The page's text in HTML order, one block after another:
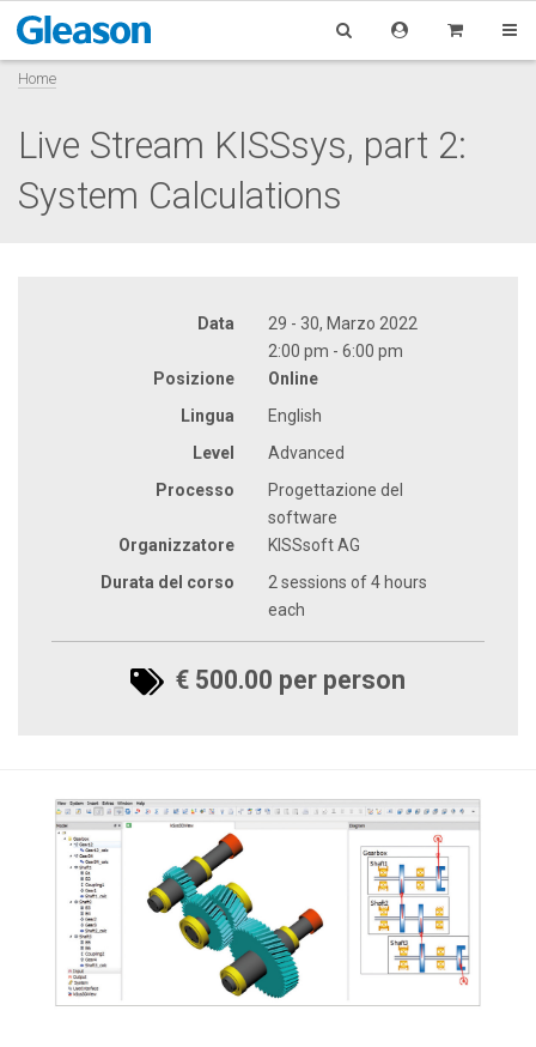
Home
Live Stream KISSsys, part 2:
System Calculations
Data
29 - 30, Marzo 2022
2:00 pm - 6:00 pm
Posizione
Online
Lingua
English
Level
Advanced
Processo
Progettazione del
software
Organizzatore
KISSsoft AG
Durata del corso
2 sessions of 4 hours
each
€ 500.00 per person